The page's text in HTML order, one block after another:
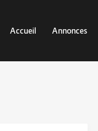
Accueil Annonces